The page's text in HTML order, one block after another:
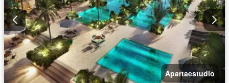
Apartaestudio